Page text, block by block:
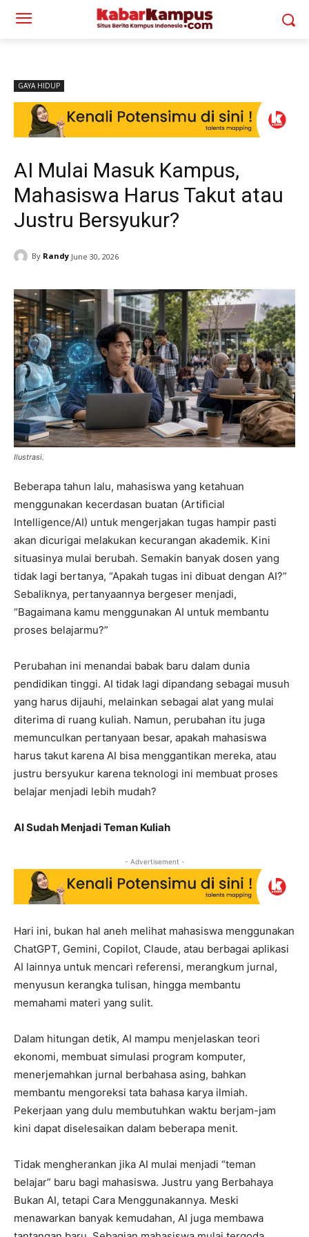
GAYA HIDUP
AI Mulai Masuk Kampus,
Mahasiswa Harus Takut atau
Justru Bersyukur?
By Randy June 30, 2026
Ilustrasi.
Beberapa tahun lalu, mahasiswa yang ketahuan
menggunakan kecerdasan buatan (Artificial
Intelligence/AI) untuk mengerjakan tugas hampir pasti
akan dicurigai melakukan kecurangan akademik. Kini
situasinya mulai berubah. Semakin banyak dosen yang
tidak lagi bertanya, “Apakah tugas ini dibuat dengan AI?”
Sebaliknya, pertanyaannya bergeser menjadi,
“Bagaimana kamu menggunakan AI untuk membantu
proses belajarmu?”
Perubahan ini menandai babak baru dalam dunia
pendidikan tinggi. AI tidak lagi dipandang sebagai musuh
yang harus dijauhi, melainkan sebagai alat yang mulai
diterima di ruang kuliah. Namun, perubahan itu juga
memunculkan pertanyaan besar, apakah mahasiswa
harus takut karena AI bisa menggantikan mereka, atau
justru bersyukur karena teknologi ini membuat proses
belajar menjadi lebih mudah?
AI Sudah Menjadi Teman Kuliah
- Advertisement -
Hari ini, bukan hal aneh melihat mahasiswa menggunakan
ChatGPT, Gemini, Copilot, Claude, atau berbagai aplikasi
AI lainnya untuk mencari referensi, merangkum jurnal,
menyusun kerangka tulisan, hingga membantu
memahami materi yang sulit.
Dalam hitungan detik, AI mampu menjelaskan teori
ekonomi, membuat simulasi program komputer,
menerjemahkan jurnal berbahasa asing, bahkan
membantu mengoreksi tata bahasa karya ilmiah.
Pekerjaan yang dulu membutuhkan waktu berjam-jam
kini dapat diselesaikan dalam beberapa menit.
Tidak mengherankan jika AI mulai menjadi “teman
belajar” baru bagi mahasiswa. Justru yang Berbahaya
Bukan AI, tetapi Cara Menggunakannya. Meski
menawarkan banyak kemudahan, AI juga membawa